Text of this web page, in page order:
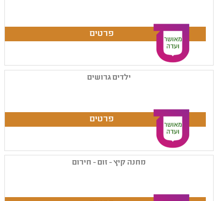
ילדים גרושים
מחנה קיץ - זום - חירום